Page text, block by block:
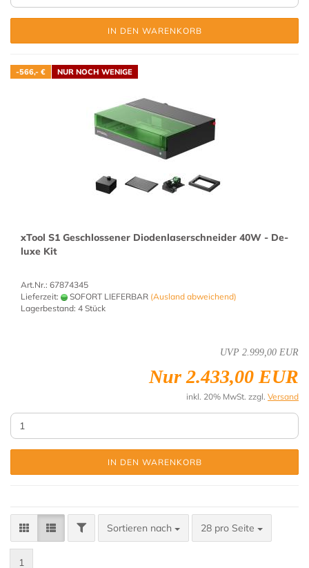
IN DEN WARENKORB
-566,- € NUR NOCH WENIGE
xTool S1 Ge­schlos­se­ner Di­oden­la­ser­schnei­der 40W - De­
lu­xe Kit
Art.Nr.: 67874345
Lieferzeit:
SOFORT LIEFERBAR (Ausland abweichend)
Lagerbestand: 4 Stück
UVP 2.999,00 EUR
Nur 2.433,00 EUR
inkl. 20% MwSt. zzgl. Versand
IN DEN WARENKORB
Sortieren nach 28 pro Seite
1